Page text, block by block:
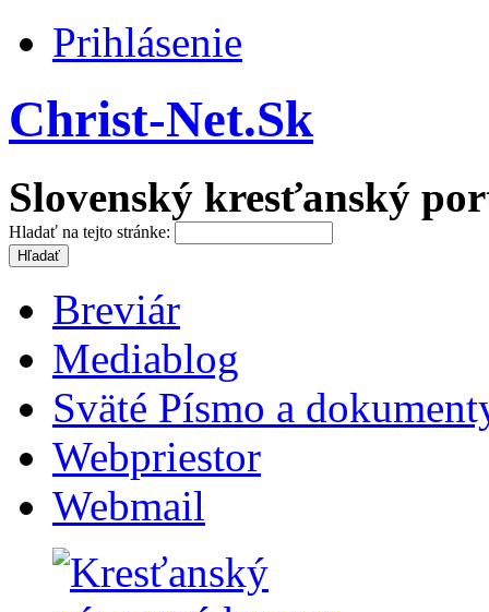
Prihlásenie
Christ-Net.Sk
Slovenský kresťanský
Hladať na tejto stránke:
Breviár
Mediablog
Sväté Písmo a
Webpriestor
Webmail